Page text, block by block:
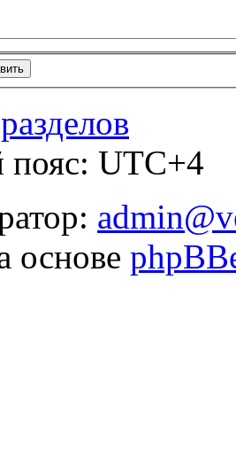
пояс: UTC+4
основе